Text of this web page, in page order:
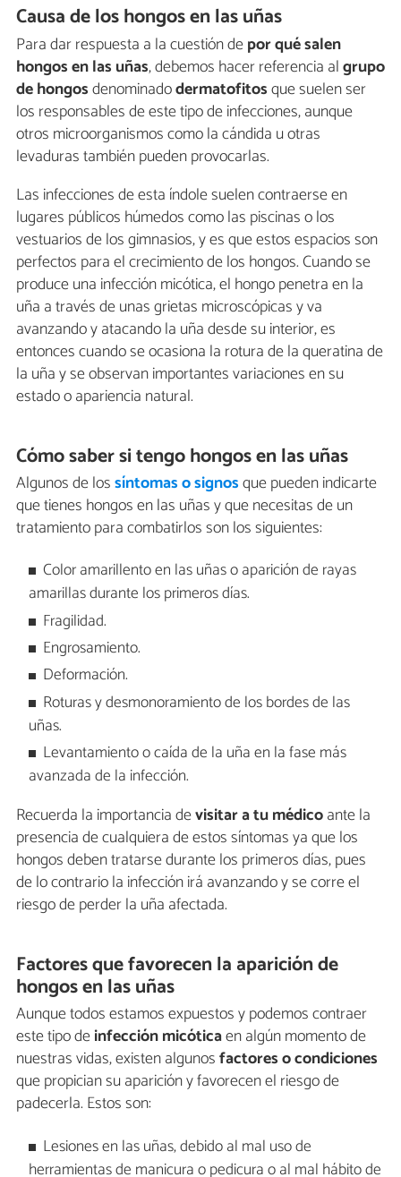
Causa de los hongos en las uñas
Para dar respuesta a la cuestión depor qué salen
hongos en las uñas, debemos hacer referencia algrupo
de hongosdenominadodermatofitosque suelen ser
los responsables de este tipo de infecciones, aunque
otros microorganismos como la cándida u otras
levaduras también pueden provocarlas.
Las infecciones de esta índole suelen contraerse en
lugares públicos húmedos como las piscinas o los
vestuarios de los gimnasios, y es que estos espacios son
perfectos para el crecimiento de los hongos. Cuando se
produce una infección micótica, el hongo penetra en la
uña a través de unas grietas microscópicas y va
avanzando y atacando la uña desde su interior, es
entonces cuando se ocasiona la rotura de la queratina de
la uña y se observan importantes variaciones en su
estado o apariencia natural.
Cómo saber si tengo hongos en las uñas
Algunos de lossíntomas o signosque pueden indicarte
que tienes hongos en las uñas y que necesitas de un
tratamiento para combatirlos son los siguientes:
Color amarillento en las uñas o aparición de rayas
amarillas durante los primeros días.
Fragilidad.
Engrosamiento.
Deformación.
Roturas y desmonoramiento de los bordes de las
uñas.
Levantamiento o caída de la uña en la fase más
avanzada de la infección.
Recuerda la importancia devisitar a tu médicoante la
presencia de cualquiera de estos síntomas ya que los
hongos deben tratarse durante los primeros días, pues
de lo contrario la infección irá avanzando y se corre el
riesgo de perder la uña afectada.
Factores que favorecen la aparición de
hongos en las uñas
Aunque todos estamos expuestos y podemos contraer
este tipo deinfección micóticaen algún momento de
nuestras vidas, existen algunosfactores o condiciones
que propician su aparición y favorecen el riesgo de
padecerla. Estos son:
Lesiones en las uñas, debido al mal uso de
herramientas de manicura o pedicura o al mal hábito de